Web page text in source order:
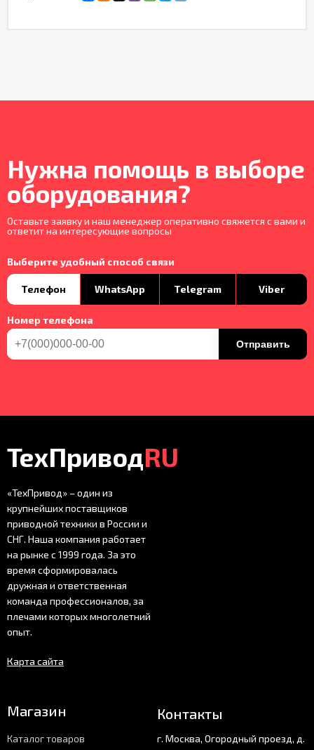
Нужна помощь в выборе
оборудования?
Оставьте заявку и наш менеджер оперативно свяжется с вами и
ответит на интересующие вопросы
Выберите удобный способ связи
Телефон WhatsApp Telegram Viber
Номер телефона
Отправить
ТехПриводRU
«ТехПривод» – один из
крупнейших поставщиков
приводной техники в России и
СНГ. Наша компания работает
на рынке с 1999 года. За это
время сформировалась
дружная и ответственная
команда профессионалов, за
плечами которых многолетний
опыт.
Карта сайта
Магазин
Каталог товаров
Контакты
г. Москва, Огородный проезд, д.